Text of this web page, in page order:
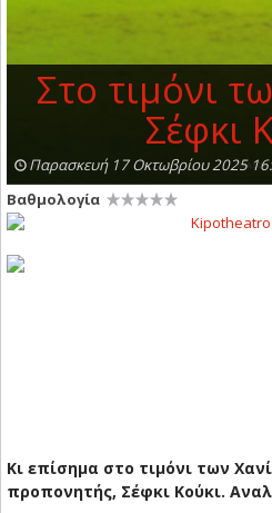
Στο τιμόνι
Σέφκι
Παρασκευή 17 Οκτωβρίου 2025
Βαθμολογία
Κι επίσημα στο τιμόνι των
προπονητής, Σέφκι Κούκι.